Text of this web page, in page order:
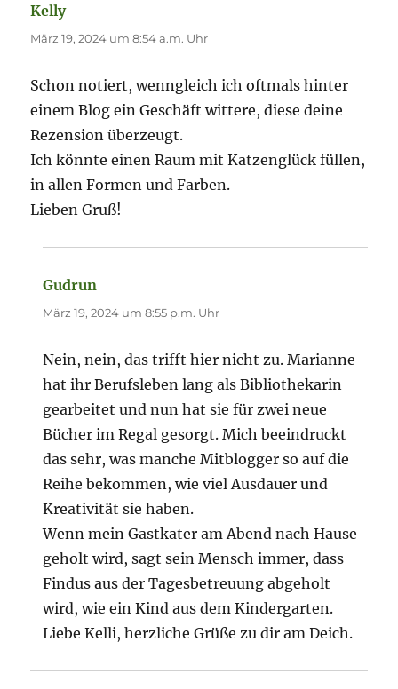
Kellysagt:
März 19, 2024 um 8:54 a.m. Uhr
Schon notiert, wenngleich ich oftmals hinter
einem Blog ein Geschäft wittere, diese deine
Rezension überzeugt.
Ich könnte einen Raum mit Katzenglück füllen,
in allen Formen und Farben.
Lieben Gruß!
Gudrun
März 19, 2024 um 8:55 p.m. Uhr
Nein, nein, das trifft hier nicht zu. Marianne
hat ihr Berufsleben lang als Bibliothekarin
gearbeitet und nun hat sie für zwei neue
Bücher im Regal gesorgt. Mich beeindruckt
das sehr, was manche Mitblogger so auf die
Reihe bekommen, wie viel Ausdauer und
Kreativität sie haben.
Wenn mein Gastkater am Abend nach Hause
geholt wird, sagt sein Mensch immer, dass
Findus aus der Tagesbetreuung abgeholt
wird, wie ein Kind aus dem Kindergarten.
Liebe Kelli, herzliche Grüße zu dir am Deich.